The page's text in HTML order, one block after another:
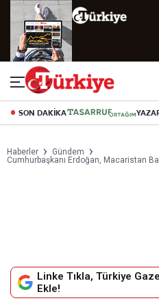
SON DAKİKA
Haberler
Gündem
Cumhurbaşkanı Erdoğan, Macaristan
Linke Tıkla, Türkiye
Ekle!